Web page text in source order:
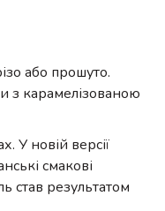
або прошуто.
з карамелізованою
У новій версії
смакові
став результатом